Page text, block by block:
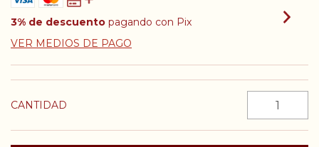
3% de descuento pagando con Pix
VER MEDIOS DE PAGO
CANTIDAD